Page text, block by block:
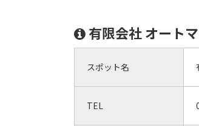
有限会社 オート
スポット名
TEL